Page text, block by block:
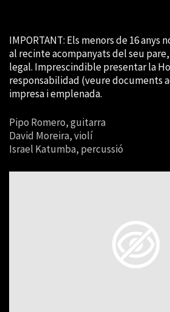
IMPORTANT: Els menors de 16 anys
al recinte acompanyats del seu
legal. Imprescindible presentar la
responsabilidad (veure documents
impresa i emplenada.
Pipo Romero, guitarra
David Moreira, violí
Israel Katumba, percussió